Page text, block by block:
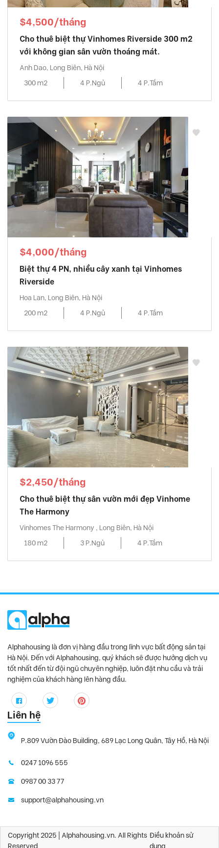
$4,500/tháng
Cho thuê biệt thự Vinhomes Riverside 300 m2
với không gian sân vườn thoáng mát.
Anh Dao, Long Biên, Hà Nội
300 m2
4 P.Ngủ 4 P.Tắm
$4,000/tháng
Biệt thự 4 PN, nhiều cây xanh tại Vinhomes
Riverside
Hoa Lan, Long Biên, Hà Nội
200 m2
4 P.Ngủ 4 P.Tắm
$2,450/tháng
Cho thuê biệt thự sân vườn mới đẹp Vinhome
The Harmony
Vinhomes The Harmony , Long Biên, Hà Nội
180 m2
3 P.Ngủ 4 P.Tắm
Alphahousing là đơn vị hàng đầu trong lĩnh vực bất động sản tại
Hà Nội. Đến với Alphahousing, quý khách sẽ được hưởng dịch vụ
tốt nhất đến từ đội ngũ chuyên nghiệp, luôn đặt nhu cầu và trải
nghiệm của khách hàng lên hàng đầu.
Liên hệ
P.809 Vườn Đào Building, 689 Lạc Long Quân, Tây Hồ, Hà Nội
0247 1096 555
0987 00 33 77
support@alphahousing.vn
Copyright 2025 | Alphahousing.vn. All Rights
Reserved
Điều khoản sử
dụng